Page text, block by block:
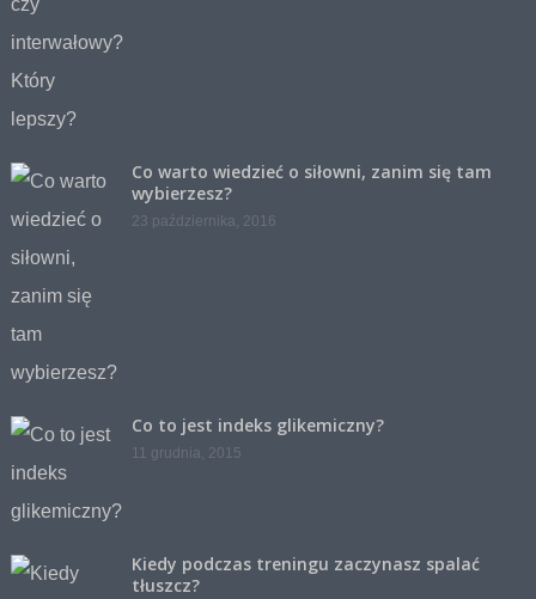
Co warto wiedzieć o siłowni, zanim się tam
wybierzesz?
23 października, 2016
Co to jest indeks glikemiczny?
11 grudnia, 2015
Kiedy podczas treningu zaczynasz spalać
tłuszcz?